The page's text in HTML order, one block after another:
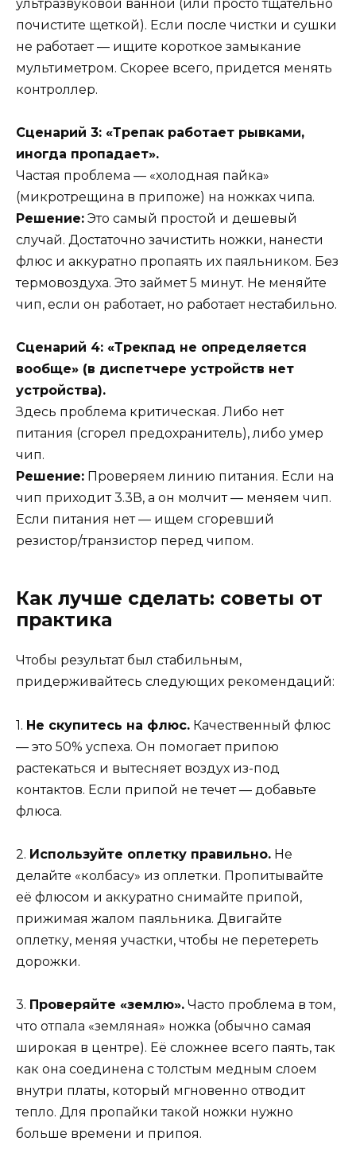
ультразвуковой ванной (или просто тщательно
почистите щеткой). Если после чистки и сушки
не работает — ищите короткое замыкание
мультиметром. Скорее всего, придется менять
контроллер.
Сценарий 3: «Трепак работает рывками,
иногда пропадает».
Частая проблема — «холодная пайка»
(микротрещина в припоже) на ножках чипа.
Решение: Это самый простой и дешевый
случай. Достаточно зачистить ножки, нанести
флюс и аккуратно пропаять их паяльником. Без
термовоздуха. Это займет 5 минут. Не меняйте
чип, если он работает, но работает нестабильно.
Сценарий 4: «Трекпад не определяется
вообще» (в диспетчере устройств нет
устройства).
Здесь проблема критическая. Либо нет
питания (сгорел предохранитель), либо умер
чип.
Решение: Проверяем линию питания. Если на
чип приходит 3.3В, а он молчит — меняем чип.
Если питания нет — ищем сгоревший
резистор/транзистор перед чипом.
Как лучше сделать: советы от
практика
Чтобы результат был стабильным,
придерживайтесь следующих рекомендаций:
1. Не скупитесь на флюс. Качественный флюс
— это 50% успеха. Он помогает припою
растекаться и вытесняет воздух из-под
контактов. Если припой не течет — добавьте
флюса.
2. Используйте оплетку правильно. Не
делайте «колбасу» из оплетки. Пропитывайте
её флюсом и аккуратно снимайте припой,
прижимая жалом паяльника. Двигайте
оплетку, меняя участки, чтобы не перетереть
дорожки.
3. Проверяйте «землю». Часто проблема в том,
что отпала «земляная» ножка (обычно самая
широкая в центре). Её сложнее всего паять, так
как она соединена с толстым медным слоем
внутри платы, который мгновенно отводит
тепло. Для пропайки такой ножки нужно
больше времени и припоя.